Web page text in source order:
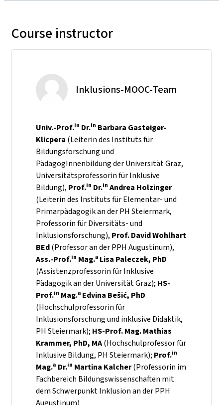
Course instructor
Inklusions-MOOC-Team
Univ.-Prof.in Dr.in Barbara Gasteiger-
Klicpera (Leiterin des Instituts für
Bildungsforschung und
PädagogInnenbildung der Universität Graz,
Universitätsprofessorin für Inklusive
Bildung), Prof.in Dr.in Andrea Holzinger
(Leiterin des Instituts für Elementar- und
Primarpädagogik an der PH Steiermark,
Professorin für Diversitäts- und
Inklusionsforschung), Prof. David Wohlhart
BEd(Professor an der PPH Augustinum),
Ass.-Prof.in Mag.a Lisa Paleczek, PhD
(Assistenzprofessorin für Inklusive
Pädagogik an der Universität Graz); HS-
Prof.in Mag.a Edvina Bešić, PhD
(Hochschulprofessorin für
Inklusionsforschung und inklusive Didaktik,
PH Steiermark); HS-Prof. Mag. Mathias
Krammer, PhD, MA(Hochschulprofessor für
Inklusive Bildung, PH Steiermark); Prof.in
Mag.a Dr.in Martina Kalcher(Professorin im
Fachbereich Bildungswissenschaften mit
dem Schwerpunkt Inklusion an der PPH
Augustinum)